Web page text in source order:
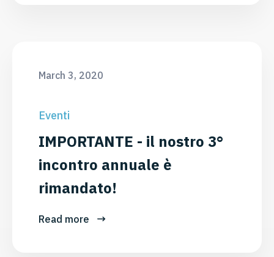
March 3, 2020
Eventi
IMPORTANTE - il nostro 3°
incontro annuale è
rimandato!
Read more